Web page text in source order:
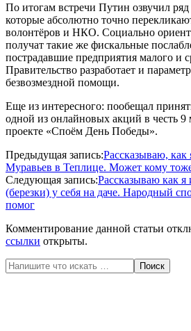
По итогам встречи Путин озвучил
которые абсолютно точно
волонтёров и НКО. Социально
получат такие же фискальные
пострадавшие предприятия малого и
Правительство разработает и
безвозмездной помощи.
Еще из интересного: пообещал
одной из онлайновых акций в честь 9
проекте «Споём День Победы».
2020-
05-
25
Предыдущая запись:Рассказываю, как
Муравьев в Теплице. Может кому
Следующая запись:Рассказываю как я
(березки) у себя на даче. Народный
помог
Комментирование данной статьи
ссылки открыты.
Поиск